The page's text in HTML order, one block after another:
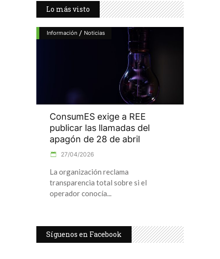
Lo más visto
Información / Noticias
ConsumES exige a REE
publicar las llamadas del
apagón de 28 de abril
27/04/2026
La organización reclama
transparencia total sobre si el
operador conocía
Síguenos en Facebook